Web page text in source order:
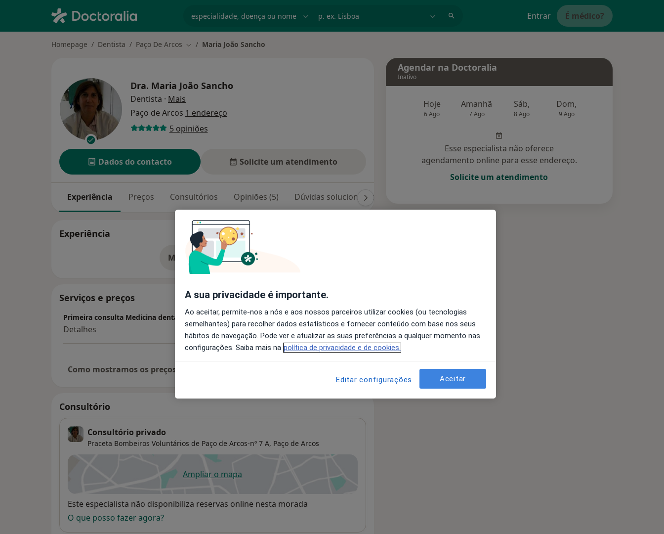
Entrar É médico?
Homepage Dentista Paço De Arcos Mudar de cidade
Maria João Sancho
Dra. Maria João Sancho
Dentista · Mais
Paço de Arcos 1 endereço
5 opiniões
Dados do contacto Solicite um atendimento
Experiência Preços Consultórios Opiniões (5) Dúvidas solucionadas (1)
Experiência
Mostrar mais detalhes
sobre a experiência
Serviços e preços
Primeira consulta Medicina dentária
Detalhes
Como mostramos os preços?
Consultório
Consultório privado
Praceta Bombeiros Voluntários de Paço de Arcos-nº 7 A, Paço de Arcos
Ampliar o mapaabre num novo separador
Disponibilidade
Este especialista não disponibiliza reservas online nesta morada
O que posso fazer agora?
Agendar na Doctoralia
Inativo
Hoje
6 Ago
Amanhã
7 Ago
Sáb,
8 Ago
Dom,
9 Ago
Esse especialista não oferece
agendamento online para esse endereço.
Solicite um atendimento
A sua privacidade é importante.
Ao aceitar, permite-nos a nós e aos nossos parceiros utilizar cookies (ou tecnologias
semelhantes) para recolher dados estatísticos e fornecer conteúdo com base nos seus
hábitos de navegação. Pode ver e atualizar as suas preferências a qualquer momento nas
configurações. Saiba mais na política de privacidade e de cookies.
Editar configurações Aceitar